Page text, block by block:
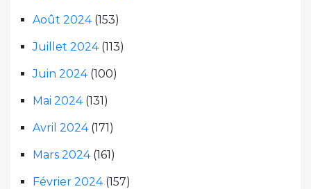
Août 2024(153)
Juillet 2024(113)
Juin 2024(100)
Mai 2024(131)
Avril 2024(171)
Mars 2024(161)
Février 2024(157)